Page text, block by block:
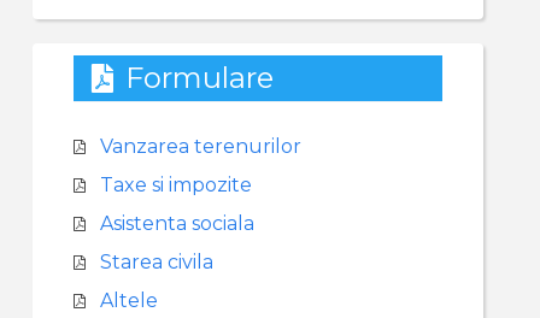
Formulare
Vanzarea terenurilor
Taxe si impozite
Asistenta sociala
Starea civila
Altele